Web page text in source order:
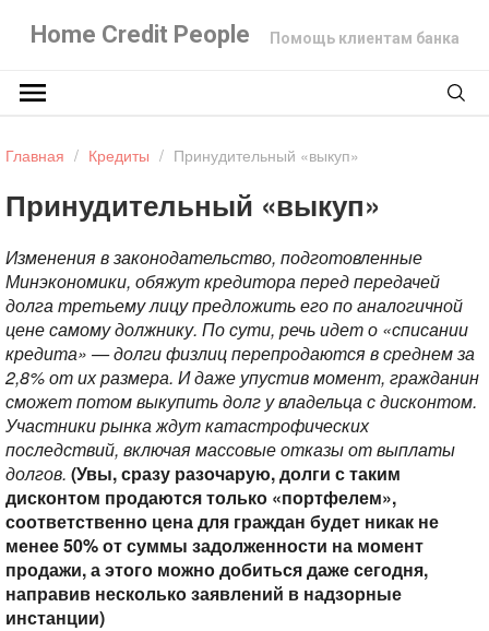
Home Credit People Помощь клиентам банка
Главная / Кредиты / Принудительный «выкуп»
Принудительный «выкуп»
Изменения в законодательство, подготовленные
Минэкономики, обяжут кредитора перед передачей
долга третьему лицу предложить его по аналогичной
цене самому должнику. По сути, речь идет о «списании
кредита» — долги физлиц перепродаются в среднем за
2,8% от их размера. И даже упустив момент, гражданин
сможет потом выкупить долг у владельца с дисконтом.
Участники рынка ждут катастрофических
последствий, включая массовые отказы от выплаты
долгов. (Увы, сразу разочарую, долги с таким
дисконтом продаются только «портфелем»,
соответственно цена для граждан будет никак не
менее 50% от суммы задолженности на момент
продажи, а этого можно добиться даже сегодня,
направив несколько заявлений в надзорные
инстанции)